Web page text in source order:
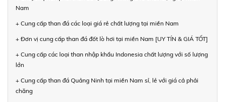
Nam
+ Cung cấp than đá các loại giá rẻ chất lượng tại miền Nam
+ Đơn vị cung cấp than đá đốt lò hơi tại miền Nam [UY TÍN & GIÁ TỐT]
+ Cung cấp các loại than nhập khẩu Indonesia chất lượng với số lượng
lớn
+ Cung cấp than đá Quảng Ninh tại miền Nam sỉ, lẻ với giá cả phải
chăng